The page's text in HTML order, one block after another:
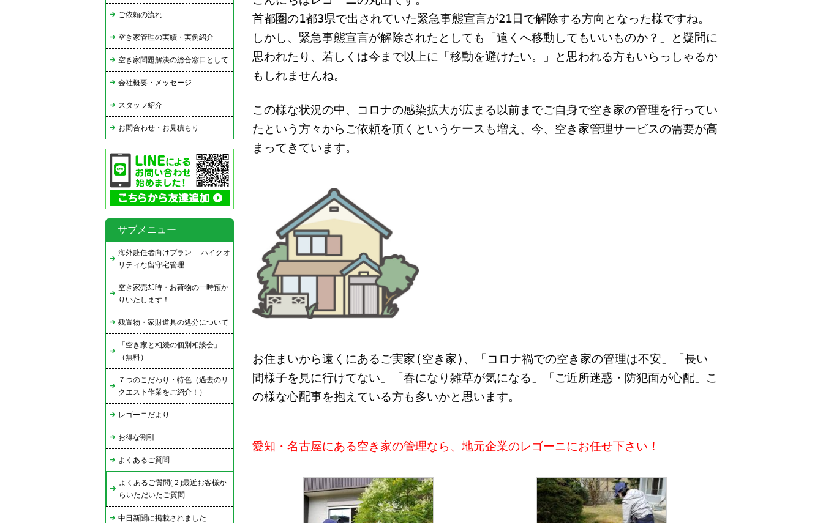
首都圏の1都3県で出されていた緊急事態宣言が21日で解除する方向となった様ですね。
しかし、 緊急事態宣言が解除されたとしても「遠くへ移動してもいいものか？」と疑問に
思われたり、若しくは今まで以上に「移動を避けたい。」と思われる方もいらっしゃるか
もしれませんね。
この様な状況の中、コロナの感染拡大が広まる以前までご自身で空き家の管理を行ってい
たという方々からご依頼を頂くというケースも増え、今、空き家管理サービスの需要が高
まってきています。
お住まいから遠くにあるご実家(空き家)、「コロナ禍での空き家の管理は不安」「長い
間様子を見に行けてない」「春になり雑草が気になる」「ご近所迷惑・防犯面が心配」こ
の様な心配事を抱えている方も多いかと思います。
愛知・名古屋にある空き家の管理なら、地元企業のレゴーニにお任せ下さい！
ご依頼の流れ
空き家管理の実績・実例紹介
空き家問題解決の総合窓口として
会社概要・メッセージ
スタッフ紹介
お問合わせ・お見積もり
サブメニュー
海外赴任者向けプラン －ハイクオ
リティな留守宅管理－
空き家売却時・お荷物の一時預か
りいたします！
残置物・家財道具の処分について
「空き家と相続の個別相談会」
（無料）
７つのこだわり・特色（過去のリ
クエスト作業をご紹介！）
レゴーニだより
お得な割引
よくあるご質問
よくあるご質問(２)最近お客様か
らいただいたご質問
中日新聞に掲載されました